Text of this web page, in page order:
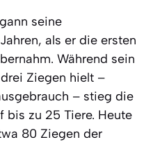
seine
als er die ersten
Während sein
Ziegen hielt –
– stieg die
bis zu 25 Tiere. Heute
80 Ziegen der